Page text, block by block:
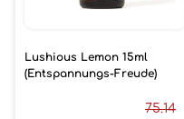
Lushious Lemon 15ml
(Entspannungs-Freude)
75.14